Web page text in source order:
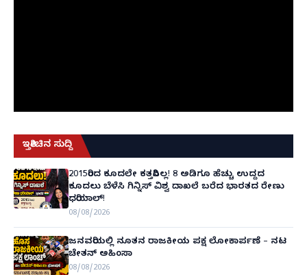
ಇತ್ತೀಚಿನ ಸುದ್ದಿ
2015ರಿಂದ ಕೂದಲೇ ಕತ್ತರಿಸಿಲ್ಲ! 8 ಅಡಿಗೂ ಹೆಚ್ಚು ಉದ್ದದ
ಕೂದಲು ಬೆಳೆಸಿ ಗಿನ್ನಿಸ್ ವಿಶ್ವ ದಾಖಲೆ ಬರೆದ ಭಾರತದ ರೇಣು
ಧರಿಯಾಲ್!
08/08/2026
ಜನವರಿಯಲ್ಲಿ ನೂತನ ರಾಜಕೀಯ ಪಕ್ಷ ಲೋಕಾರ್ಪಣೆ – ನಟ
ಚೇತನ್ ಅಹಿಂಸಾ
08/08/2026